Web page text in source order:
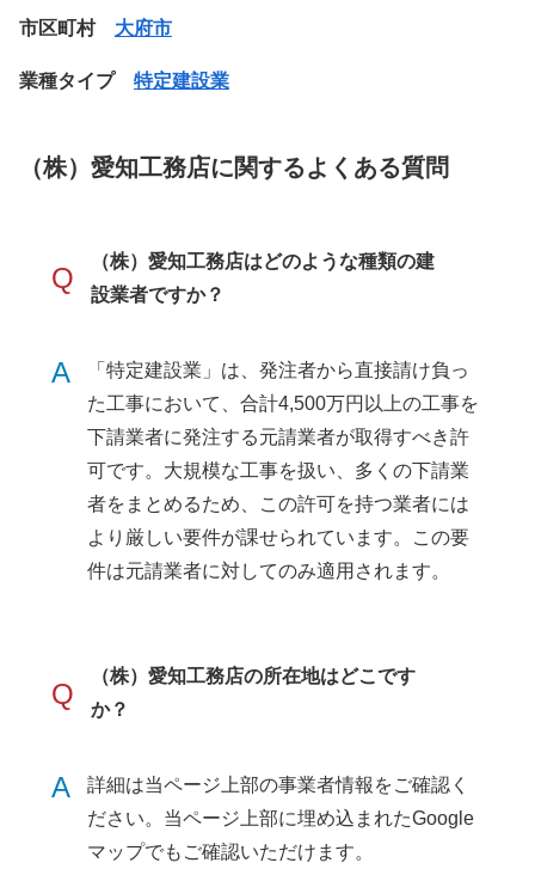
市区町村 大府市
業種タイプ 特定建設業
（株）愛知工務店に関するよくある質問
Q
（株）愛知工務店はどのような種類の建
設業者ですか？
A
「特定建設業」は、発注者から直接請け負っ
た工事において、合計4,500万円以上の工事を
下請業者に発注する元請業者が取得すべき許
可です。大規模な工事を扱い、多くの下請業
者をまとめるため、この許可を持つ業者には
より厳しい要件が課せられています。この要
件は元請業者に対してのみ適用されます。
Q
（株）愛知工務店の所在地はどこです
か？
A
詳細は当ページ上部の事業者情報をご確認く
ださい。当ページ上部に埋め込まれたGoogle
マップでもご確認いただけます。